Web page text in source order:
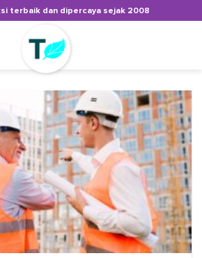
terbaik dan dipercaya sejak 2008